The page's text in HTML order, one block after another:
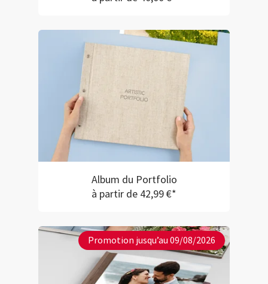
Album du Portfolio
à partir de 42,99 €*
Promotion jusqu’au 09/08/2026